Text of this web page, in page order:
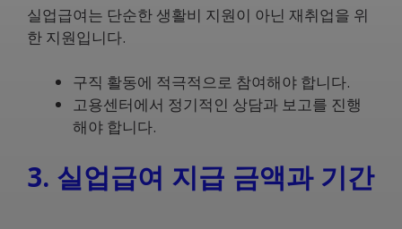
실업급여는 단순한 생활비 지원이 아닌 재취업을 위
한 지원입니다.
구직 활동에 적극적으로 참여해야 합니다.
고용센터에서 정기적인 상담과 보고를 진행
해야 합니다.
3. 실업급여 지급 금액과 기간